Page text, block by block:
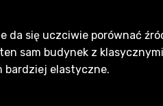
da się uczciwie porównać
sam budynek z
bardziej elastyczne.